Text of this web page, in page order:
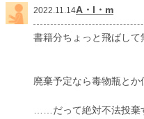
2022.11.14A・l・m
書籍分ちょっと飛ばして
廃棄予定なら毒物瓶とか
……だって絶対不法投棄